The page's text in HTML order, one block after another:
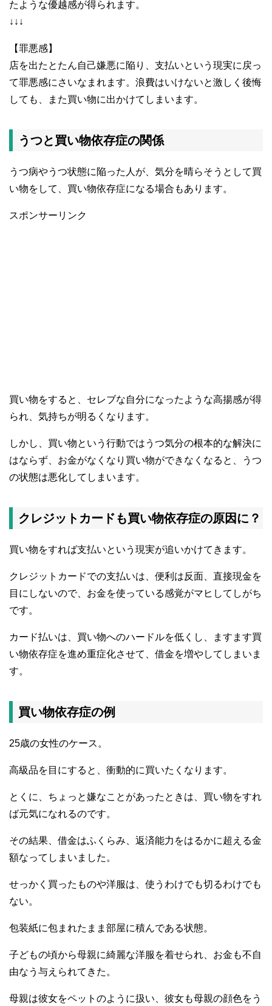
たような優越感が得られます。
↓↓↓
【罪悪感】
店を出たとたん自己嫌悪に陥り、支払いという現実に戻っ
て罪悪感にさいなまれます。浪費はいけないと激しく後悔
しても、また買い物に出かけてしまいます。
うつと買い物依存症の関係
うつ病やうつ状態に陥った人が、気分を晴らそうとして買
い物をして、買い物依存症になる場合もあります。
スポンサーリンク
買い物をすると、セレブな自分になったような高揚感が得
られ、気持ちが明るくなります。
しかし、買い物という行動ではうつ気分の根本的な解決に
はならず、お金がなくなり買い物ができなくなると、うつ
の状態は悪化してしまいます。
クレジットカードも買い物依存症の原因に？
買い物をすれば支払いという現実が追いかけてきます。
クレジットカードでの支払いは、便利は反面、直接現金を
目にしないので、お金を使っている感覚がマヒしてしがち
です。
カード払いは、買い物へのハードルを低くし、ますます買
い物依存症を進め重症化させて、借金を増やしてしまいま
す。
買い物依存症の例
25歳の女性のケース。
高級品を目にすると、衝動的に買いたくなります。
とくに、ちょっと嫌なことがあったときは、買い物をすれ
ば元気になれるのです。
その結果、借金はふくらみ、返済能力をはるかに超える金
額なってしまいました。
せっかく買ったものや洋服は、使うわけでも切るわけでも
ない。
包装紙に包まれたまま部屋に積んである状態。
子どもの頃から母親に綺麗な洋服を着せられ、お金も不自
由なう与えられてきた。
母親は彼女をペットのように扱い、彼女も母親の顔色をう